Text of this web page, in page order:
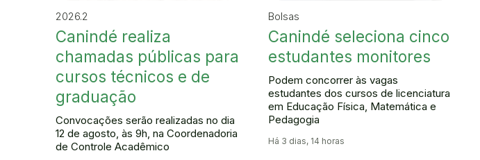
2026.2
Canindé realiza
chamadas públicas para
cursos técnicos e de
graduação
Convocações serão realizadas no dia
12 de agosto, às 9h, na Coordenadoria
de Controle Acadêmico
Bolsas
Canindé seleciona cinco
estudantes monitores
Podem concorrer às vagas
estudantes dos cursos de licenciatura
em Educação Física, Matemática e
Pedagogia
Há 3 dias, 14 horas